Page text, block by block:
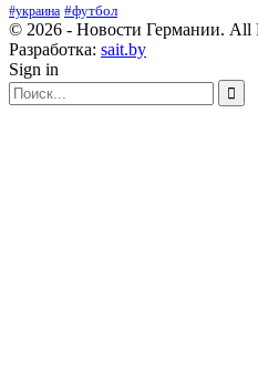
#украина #футбол
© 2026 - Новости Германии. All
Разработка: sait.by
Sign in